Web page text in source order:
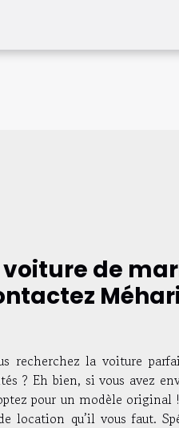
voiture de
recherchez la voiture
? Eh bien, si vous avez
pour un modèle original
location qu’il vous faut.